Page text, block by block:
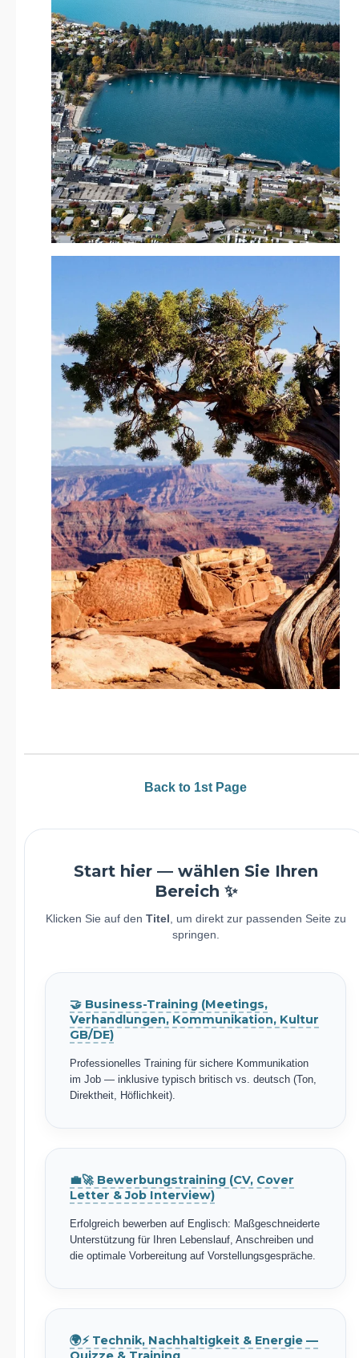
Back to 1st Page
Start hier — wählen Sie Ihren
Bereich ✨
Klicken Sie auf den Titel
, um direkt zur passenden Seite zu
springen.
🤝 Business-Training (Meetings,
Verhandlungen, Kommunikation, Kultur
GB/DE)
Professionelles Training für sichere Kommunikation
im Job — inklusive typisch britisch vs. deutsch (Ton,
Direktheit, Höflichkeit).
💼🚀 Bewerbungstraining (CV, Cover
Letter & Job Interview)
Erfolgreich bewerben auf Englisch: Maßgeschneiderte
Unterstützung für Ihren Lebenslauf, Anschreiben und
die optimale Vorbereitung auf Vorstellungsgespräche.
🌍⚡ Technik, Nachhaltigkeit & Energie —